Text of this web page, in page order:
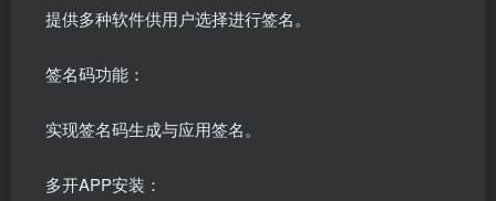
提供多种软件供用户选择进行签名。
签名码功能：
实现签名码生成与应用签名。
多开APP安装：